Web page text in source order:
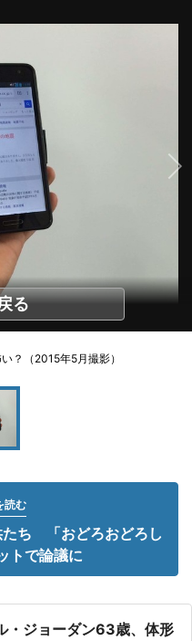
る
？（2015年5月撮影）
読む
たち 「おどろおどろし
トで論議に
・ジョーダン63歳、体形